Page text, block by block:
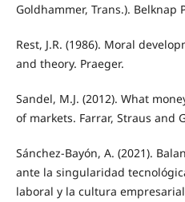
Goldhammer, Trans.). Belknap
Rest, J.R. (1986). Moral
and theory. Praeger.
Sandel, M.J. (2012). What
of markets. Farrar, Straus and
Sánchez-Bayón, A. (2021).
ante la singularidad
laboral y la cultura